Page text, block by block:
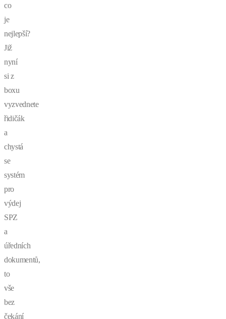
co
je
nejlepší?
Již
nyní
si z
boxu
vyzvednete
řidičák
a
chystá
se
systém
pro
výdej
SPZ
a
úředních
dokumentů,
to
vše
bez
čekání